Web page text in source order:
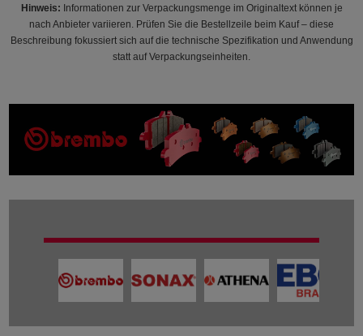
Hinweis: Informationen zur Verpackungsmenge im Originaltext können je
nach Anbieter variieren. Prüfen Sie die Bestellzeile beim Kauf – diese
Beschreibung fokussiert sich auf die technische Spezifikation und Anwendung
statt auf Verpackungseinheiten.